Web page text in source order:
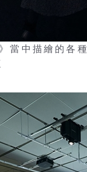
當中描繪的各